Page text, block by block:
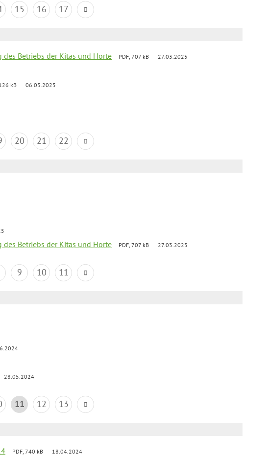
15 16 17
Betriebs der Kitas und Horte PDF, 707 kB 27.03.2025
kB 06.03.2025
20 21 22
Betriebs der Kitas und Horte PDF, 707 kB 27.03.2025
9 10 11
28.05.2024
11 12 13
PDF, 740 kB 18.04.2024